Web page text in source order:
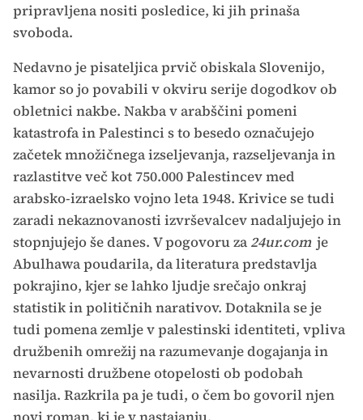
pripravljena nositi posledice, ki jih prinaša
svoboda.
Nedavno je pisateljica prvič obiskala Slovenijo,
kamor so jo povabili v okviru serije dogodkov ob
obletnici nakbe. Nakba v arabščini pomeni
katastrofa in Palestinci s to besedo označujejo
začetek množičnega izseljevanja, razseljevanja in
razlastitve več kot 750.000 Palestincev med
arabsko-izraelsko vojno leta 1948. Krivice se tudi
zaradi nekaznovanosti izvrševalcev nadaljujejo in
stopnjujejo še danes. V pogovoru za 24ur.com je
Abulhawa poudarila, da literatura predstavlja
pokrajino, kjer se lahko ljudje srečajo onkraj
statistik in političnih narativov. Dotaknila se je
tudi pomena zemlje v palestinski identiteti, vpliva
družbenih omrežij na razumevanje dogajanja in
nevarnosti družbene otopelosti ob podobah
nasilja. Razkrila pa je tudi, o čem bo govoril njen